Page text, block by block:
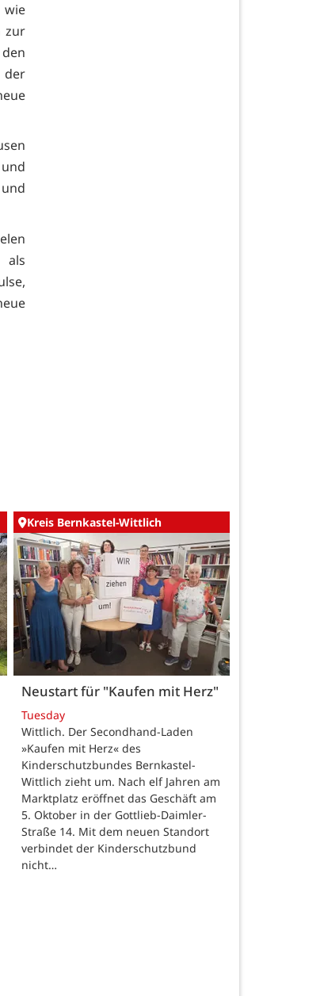
zur
der
als
Kreis Bernkastel-Wittlich
Neustart für "Kaufen mit Herz"
Tuesday
Wittlich. Der Secondhand-Laden
»Kaufen mit Herz« des
Kinderschutzbundes Bernkastel-
Wittlich zieht um. Nach elf Jahren am
Marktplatz eröffnet das Geschäft am
5. Oktober in der Gottlieb-Daimler-
Straße 14. Mit dem neuen Standort
verbindet der Kinderschutzbund
nicht…